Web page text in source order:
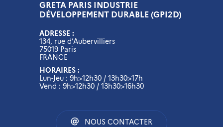
GRETA PARIS INDUSTRIE
DÉVELOPPEMENT DURABLE (GPI2D)
ADRESSE :
134, rue d’Aubervilliers
75019 Paris
FRANCE
HORAIRES :
Lun-Jeu : 9h>12h30 / 13h30>17h
Vend : 9h>12h30 / 13h30>16h30
NOUS CONTACTER